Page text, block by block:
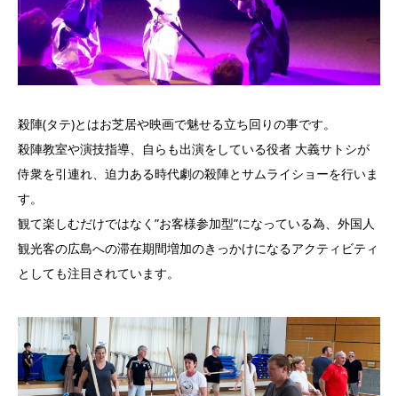
殺陣(タテ)とはお芝居や映画で魅せる立ち回りの事です。
殺陣教室や演技指導、自らも出演をしている役者 大義サトシが
侍衆を引連れ、迫力ある時代劇の殺陣とサムライショーを行いま
す。
観て楽しむだけではなく”お客様参加型”になっている為、外国人
観光客の広島への滞在期間増加のきっかけになるアクティビティ
としても注目されています。